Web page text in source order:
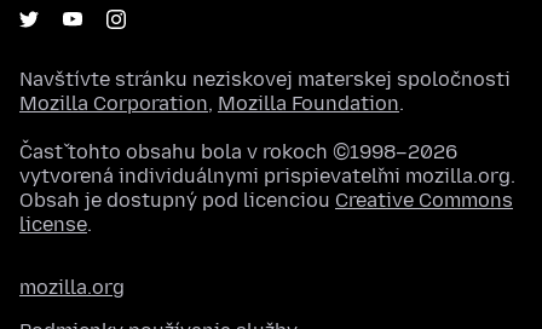
Navštívte stránku neziskovej materskej spoločnosti
Mozilla Corporation, Mozilla Foundation.
Časť tohto obsahu bola v rokoch ©1998–2026
vytvorená individuálnymi prispievateľmi mozilla.org.
Obsah je dostupný pod licenciou Creative Commons
license.
mozilla.org